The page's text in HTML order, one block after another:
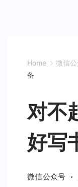
Home 微信
备
对不
好写
微信公众号